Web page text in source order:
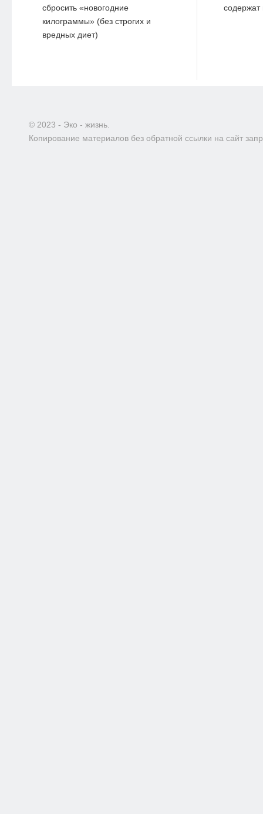
сбросить «новогодние
килограммы» (без строгих и
вредных диет)
содержат
© 2023 - Эко - жизнь.
Копирование материалов без обратной ссылки на сайт